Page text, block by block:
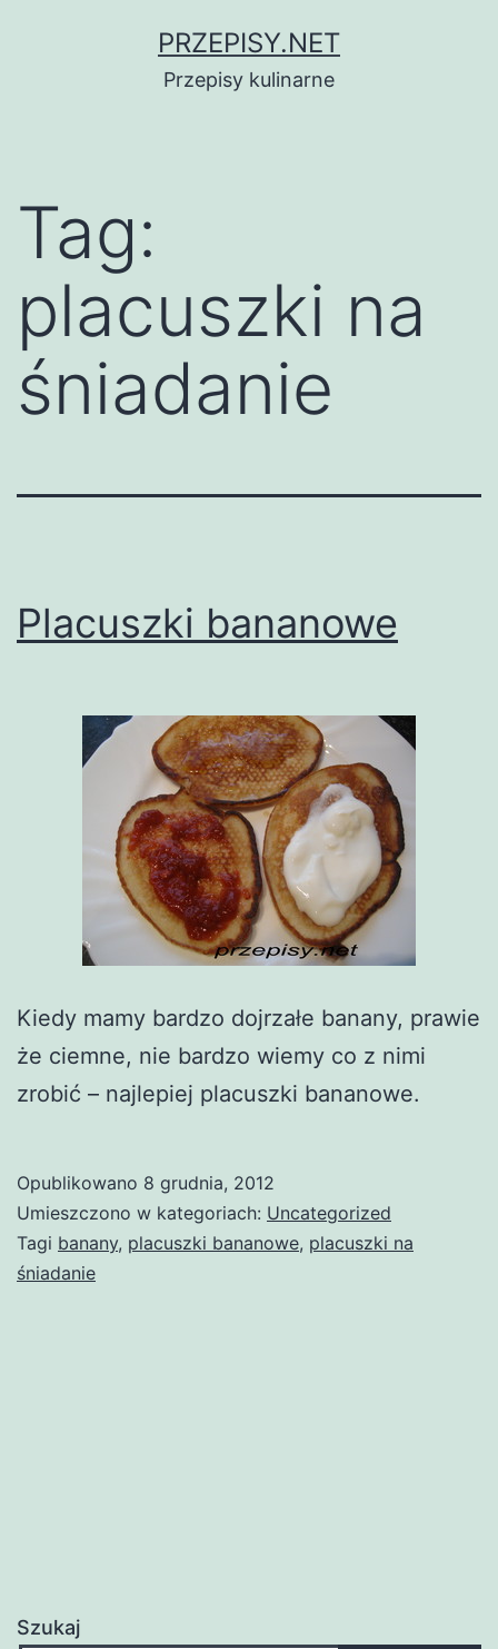
PRZEPISY.NET
Przepisy kulinarne
Tag:
placuszki na
śniadanie
Placuszki bananowe
Kiedy mamy bardzo dojrzałe banany, prawie
że ciemne, nie bardzo wiemy co z nimi
zrobić – najlepiej placuszki bananowe.
Opublikowano 8 grudnia, 2012
Umieszczono w kategoriach: Uncategorized
Tagi banany, placuszki bananowe, placuszki na
śniadanie
Szukaj